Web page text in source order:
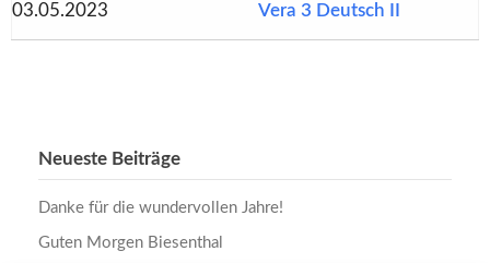
03.05.2023 Vera 3 Deutsch II
Neueste Beiträge
Danke für die wundervollen Jahre!
Guten Morgen Biesenthal